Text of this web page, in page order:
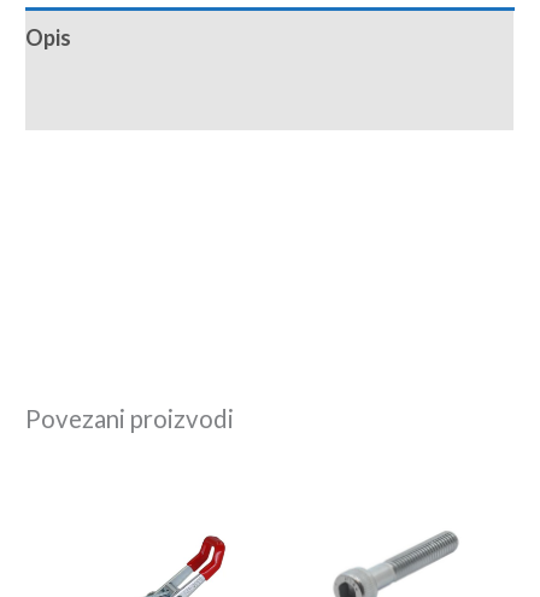
Opis
Povezani proizvodi